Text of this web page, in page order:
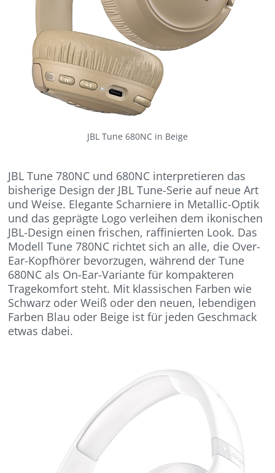
JBL Tune 680NC in Beige
JBL Tune 780NC und 680NC interpretieren das
bisherige Design der JBL Tune-Serie auf neue Art
und Weise. Elegante Scharniere in Metallic-Optik
und das geprägte Logo verleihen dem ikonischen
JBL-Design einen frischen, raffinierten Look. Das
Modell Tune 780NC richtet sich an alle, die Over-
Ear-Kopfhörer bevorzugen, während der Tune
680NC als On-Ear-Variante für kompakteren
Tragekomfort steht. Mit klassischen Farben wie
Schwarz oder Weiß oder den neuen, lebendigen
Farben Blau oder Beige ist für jeden Geschmack
etwas dabei.